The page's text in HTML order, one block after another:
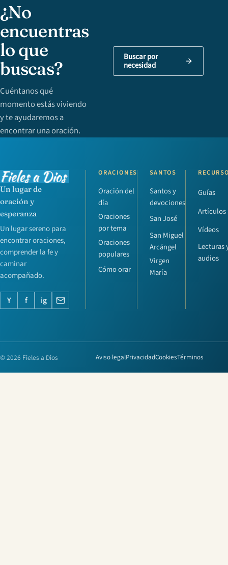
¿No
encuentras
lo que
buscas?
Cuéntanos qué
momento estás viviendo
y te ayudaremos a
encontrar una oración.
Buscar por
necesidad
Un lugar de
oración y
esperanza
Un lugar sereno para
encontrar oraciones,
comprender la fe y
caminar
acompañado.
Y f ig
ORACIONES
Oración del
día
Oraciones
por tema
Oraciones
populares
Cómo orar
SANTOS
Santos y
devociones
San José
San Miguel
Arcángel
Virgen
María
Guías
Artículos
Vídeos
Lecturas
audios
© 2026 Fieles a Dios Aviso legalPrivacidadCookiesTérminos